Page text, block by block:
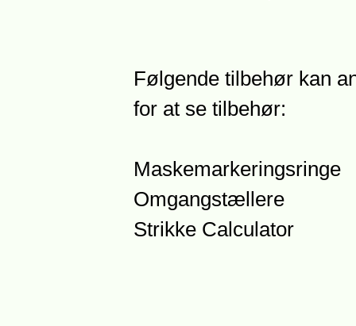
Følgende tilbehør kan
for at se tilbehør:
Maskemarkeringsringe
Omgangstællere
Strikke Calculator